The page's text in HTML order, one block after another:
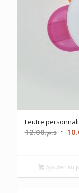
Feutre
د.م.12.00
Le
était
Ajouter au